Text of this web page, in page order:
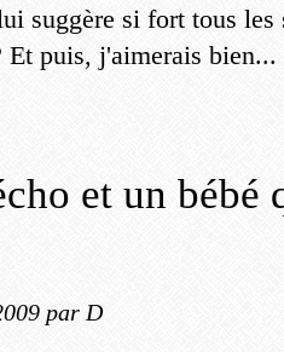
suggère si fort tous
Et puis, j'aimerais bien...
et un bébé
par D